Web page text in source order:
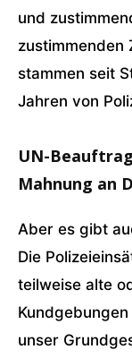
und
zustimmenden
stammen seit
Jahren von
UN-
Mahnung an
Aber es gibt
Die
teilweise alte
unser